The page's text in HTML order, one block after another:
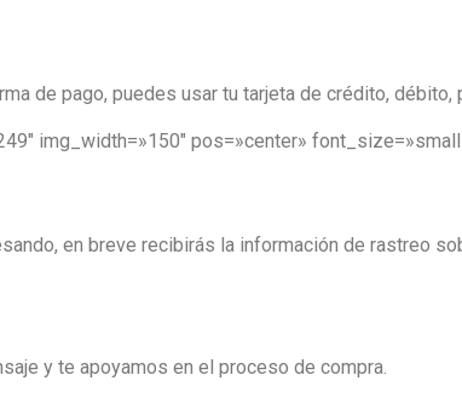
de pago, puedes usar tu tarjeta de crédito, débito,
img_width=»150″ pos=»center»
en breve recibirás la información de rastreo
y te apoyamos en el proceso de compra.